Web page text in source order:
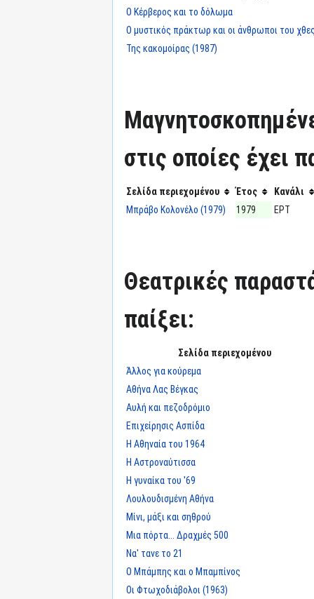
Ο Κέρβερος και το δόλωμα
Ο μυστικός πράκτωρ και οι άνθρωποι του
Της κακομοίρας (1987)
στις οποίες έχει
Σελίδα περιεχομένου Έτος
Κανάλι
Μπράβο Κολονέλο (1979)
1979 ΕΡΤ
Θεατρικές
παίξει:
Σελίδα περιεχομένου
Άλλος για κούρεμα
Αθήνα Λας Βέγκας
Αυλή και πεζοδρόμιο
Επιχείρησις Ασπίδα
Η Αθηναία του 1964
Η Αστροναύτισσα
Η γυναίκα του '69
Λουλουδισμένη Αθήνα
Μίνι, μάξι και σηθρού
Μια πόρτα... Δραχμές 500
Να' τανε το 21
Ο Μπάμπης και ο Μπαμπίνος
Οι Φτωχοδιάβολοι (1963)